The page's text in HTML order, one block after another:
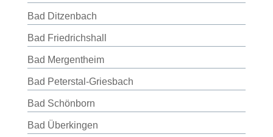
Bad Ditzenbach
Bad Friedrichshall
Bad Mergentheim
Bad Peterstal-Griesbach
Bad Schönborn
Bad Überkingen